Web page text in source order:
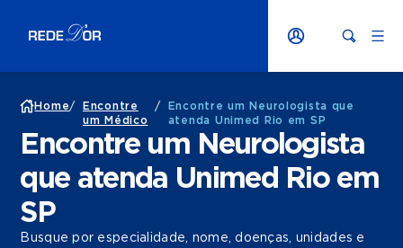
Home/
Encontre
um Médico
/
Encontre um Neurologista que
atenda Unimed Rio em SP
Encontre um Neurologista
que atenda Unimed Rio em
SP
Busque por especialidade, nome, doenças, unidades e